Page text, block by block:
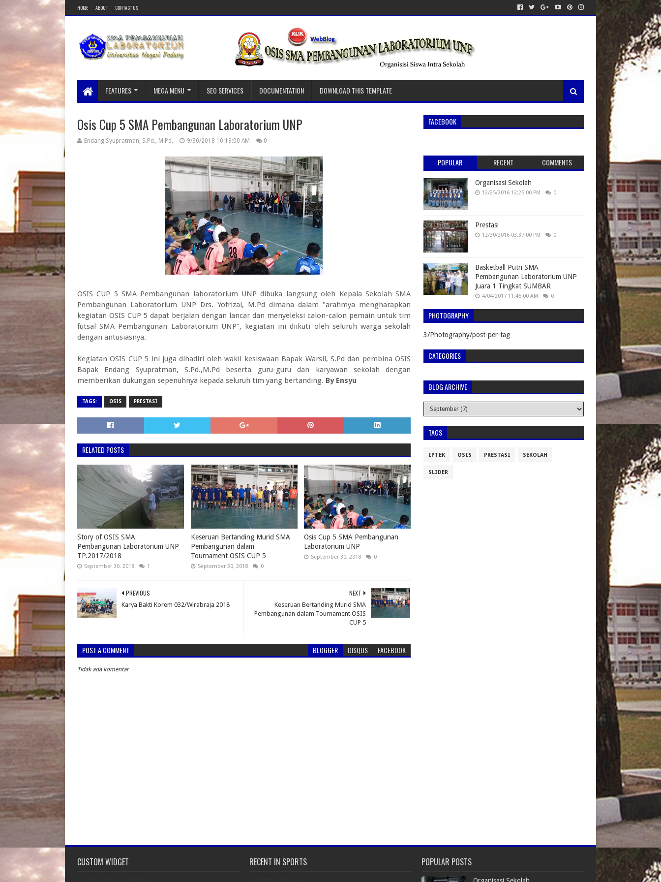
HOME ABOUT CONTACT US
FEATURES MEGA MENU SEO SERVICES DOCUMENTATION DOWNLOAD THIS TEMPLATE
Osis Cup 5 SMA Pembangunan Laboratorium UNP
Endang Syupratman, S.Pd., M.Pd. 9/30/2018 10:19:00 AM 0
OSIS CUP 5 SMA Pembangunan laboratorium UNP dibuka langsung oleh Kepala Sekolah SMA
Pembangunan Laboratorium UNP Drs. Yofrizal, M.Pd dimana dalam "arahmya mengharapkan
kegiatan OSIS CUP 5 dapat berjalan dengan lancar dan menyeleksi calon-calon pemain untuk tim
futsal SMA Pembangunan Laboratorium UNP", kegiatan ini diikuti oleh seluruh warga sekolah
dengan antusiasnya.
Kegiatan OSIS CUP 5 ini juga dihadiri oleh wakil kesiswaan Bapak Warsil, S.Pd dan pembina OSIS
Bapak Endang Syupratman, S.Pd.,M.Pd beserta guru-guru dan karyawan sekolah dengan
memberikan dukungan sepenuhnya kepada seluruh tim yang bertanding. By Ensyu
TAGS: OSIS PRESTASI
RELATED POSTS
Story of OSIS SMA
Pembangunan Laboratorium UNP
TP.2017/2018
September 30, 2018 1
Keseruan Bertanding Murid SMA
Pembangunan dalam
Tournament OSIS CUP 5
September 30, 2018 0
Osis Cup 5 SMA Pembangunan
Laboratorium UNP
September 30, 2018 0
NEXT
Keseruan Bertanding Murid SMA
Pembangunan dalam Tournament OSIS
CUP 5
PREVIOUS
Karya Bakti Korem 032/Wirabraja 2018
POST A COMMENT BLOGGER DISQUS FACEBOOK
Tidak ada komentar
FACEBOOK
POPULAR RECENT COMMENTS
Organisasi Sekolah
12/25/2016 12:25:00 PM 0
Prestasi
12/30/2016 03:37:00 PM 0
Basketball Putri SMA
Pembangunan Laboratorium UNP
Juara 1 Tingkat SUMBAR
4/04/2017 11:45:00 AM 0
PHOTOGRAPHY
3/Photography/post-per-tag
CATEGORIES
BLOG ARCHIVE
TAGS
IPTEK OSIS PRESTASI SEKOLAH
SLIDER
CUSTOM WIDGET RECENT IN SPORTS POPULAR POSTS